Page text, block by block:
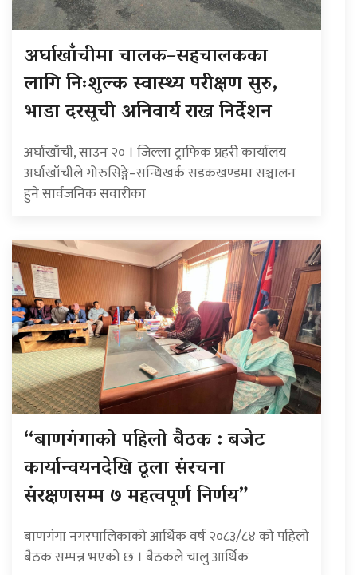
अर्घाखाँचीमा चालक–सहचालकका
लागि निःशुल्क स्वास्थ्य परीक्षण सुरु,
भाडा दरसूची अनिवार्य राख्न निर्देशन
अर्घाखाँची, साउन २० । जिल्ला ट्राफिक प्रहरी कार्यालय
अर्घाखाँचीले गोरुसिङ्गे–सन्धिखर्क सडकखण्डमा सञ्चालन
हुने सार्वजनिक सवारीका
“बाणगंगाको पहिलो बैठक : बजेट
कार्यान्वयनदेखि ठूला संरचना
संरक्षणसम्म ७ महत्वपूर्ण निर्णय”
बाणगंगा नगरपालिकाको आर्थिक वर्ष २०८३/८४ को पहिलो
बैठक सम्पन्न भएको छ । बैठकले चालु आर्थिक